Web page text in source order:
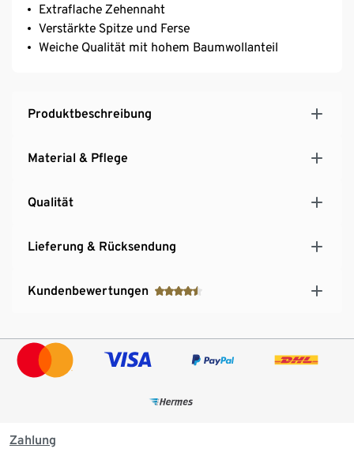
Extraflache Zehennaht
Verstärkte Spitze und Ferse
Weiche Qualität mit hohem Baumwollanteil
Produktbeschreibung
Material & Pflege
Qualität
Lieferung & Rücksendung
Kundenbewertungen
Zahlung